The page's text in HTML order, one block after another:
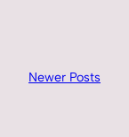
Newer Posts